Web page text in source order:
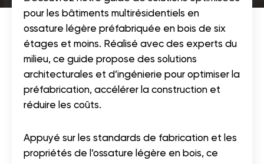
pour les bâtiments multirésidentiels en
ossature légère préfabriquée en bois de six
étages et moins. Réalisé avec des experts du
milieu, ce guide propose des solutions
architecturales et d’ingénierie pour optimiser la
préfabrication, accélérer la construction et
réduire les coûts.
Appuyé sur les standards de fabrication et les
propriétés de l’ossature légère en bois, ce